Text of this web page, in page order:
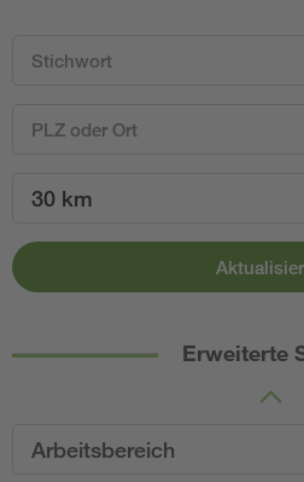
30 km
Erweiterte
Arbeitsbereich